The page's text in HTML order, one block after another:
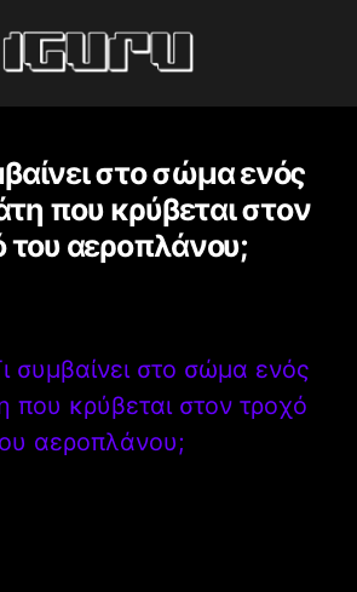
στο σώμα ενός
που κρύβεται στον
του αεροπλάνου;
συμβαίνει στο σώμα ενός
που κρύβεται στον τροχό
αεροπλάνου;